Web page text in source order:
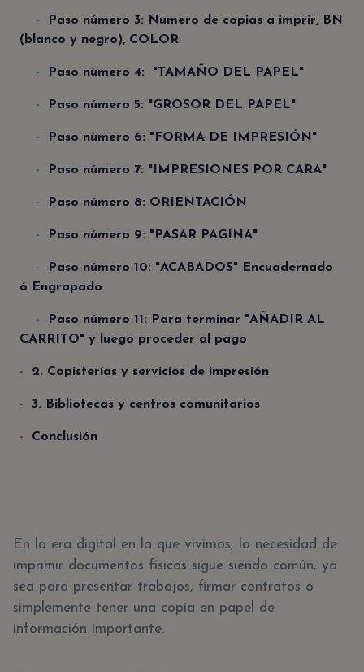
Paso número 3: Numero de copias a imprir, BN
(blanco y negro), COLOR
Paso número 4: "TAMAÑO DEL PAPEL"
Paso número 5: "GROSOR DEL PAPEL"
Paso número 6: "FORMA DE IMPRESIÓN"
Paso número 7: "IMPRESIONES POR CARA"
Paso número 8: ORIENTACIÓN
Paso número 9: "PASAR PAGINA"
Paso número 10: "ACABADOS" Encuadernado
ó Engrapado
Paso número 11: Para terminar "AÑADIR AL
CARRITO" y luego proceder al pago
2. Copisterías y servicios de impresión
3. Bibliotecas y centros comunitarios
Conclusión
En la era digital en la que vivimos, la necesidad de
imprimir documentos físicos sigue siendo común, ya
sea para presentar trabajos, firmar contratos o
simplemente tener una copia en papel de
información importante.